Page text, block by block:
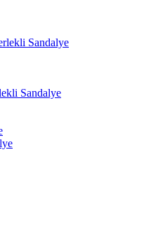
Sandalye
Sandalye